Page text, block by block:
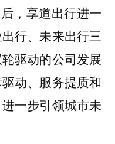
，享道出行进一
行、未来出行三
驱动的公司发展
动、服务提质和
一步引领城市未